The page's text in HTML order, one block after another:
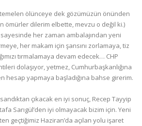
ölünceye dek gözümüzün önünden
ömürler dilerim elbette, mevzu o değil ki.)
sayesinde her zaman ambalajından yeni
her makam için şansını zorlamaya, tiz
tırmalamaya devam edecek… CHP
dolaşıyor, yetmez, Cumhurbaşkanlığına
hesap yapmaya başladığına bahse girerim.
çıkacak en iyi sonuç, Recep Tayyip
Sarıgül’den iyi olmayacak bizim için. Yeni
geçtiğimiz Haziran’da açılan yolu işaret